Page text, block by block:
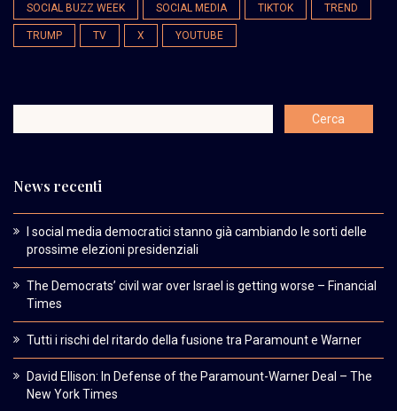
SOCIAL BUZZ WEEK SOCIAL MEDIA TIKTOK TREND
TRUMP TV X YOUTUBE
News recenti
I social media democratici stanno già cambiando le sorti delle
prossime elezioni presidenziali
The Democrats’ civil war over Israel is getting worse – Financial
Times
Tutti i rischi del ritardo della fusione tra Paramount e Warner
David Ellison: In Defense of the Paramount-Warner Deal – The
New York Times